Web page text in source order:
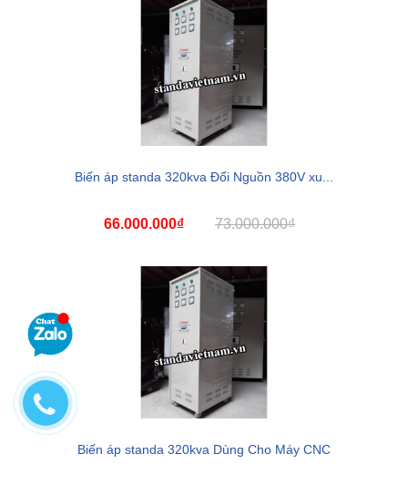
Biến áp standa 320kva Đổi Nguồn 380V xu...
66.000.000₫ 73.000.000₫
Biến áp standa 320kva Dùng Cho Máy CNC